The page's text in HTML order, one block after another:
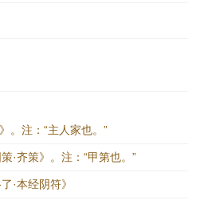
。注：“主人家也。”
齐策》。注：“甲第也。”
·本经阴符》